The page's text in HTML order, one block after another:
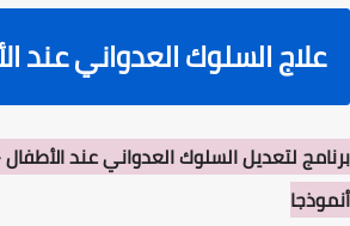
علاج السلوك العدواني عند
برنامج لتعديل السلوك العدواني عند
أنموذجا